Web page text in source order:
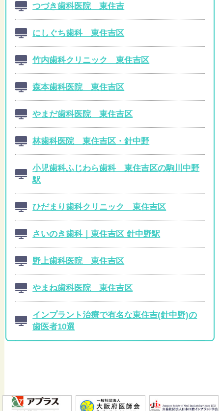
つづき歯科医院 東住吉
にしぐち歯科 東住吉区
竹内歯科クリニック 東住吉区
森本歯科医院 東住吉区
やまだ歯科医院 東住吉区
林歯科医院 東住吉区・針中野
小児歯科ふじわら歯科 東住吉区の駒川中野
駅
ひだまり歯科クリニック 東住吉区
さいのき歯科｜東住吉区 針中野駅
野上歯科医院 東住吉区
やまね歯科医院 東住吉区
インプラント治療で有名な東住吉(針中野)の
歯医者10選